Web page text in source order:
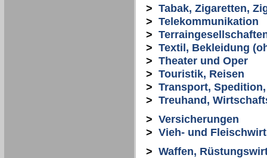
> Tabak, Zigaretten,
> Telekommunikation
>
> Textil, Bekleidung
> Theater und Oper
> Touristik, Reisen
> Transport,
> Treuhand,
> Versicherungen
> Vieh- und
> Waffen,